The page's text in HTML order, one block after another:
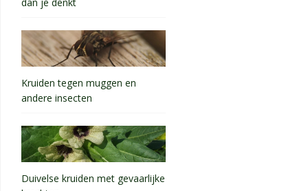
dan je denkt
Kruiden tegen muggen en
andere insecten
Duivelse kruiden met gevaarlijke